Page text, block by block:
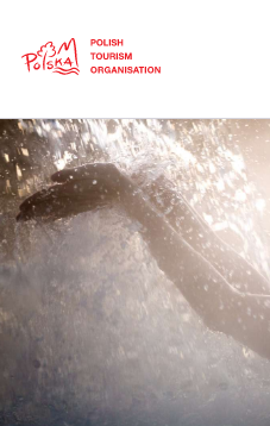
Polski
Česká
Dansk
Español
Italiano
Nederlands